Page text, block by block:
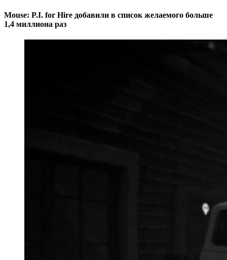
Mouse: P.I. for Hire добавили в список желаемого больше
1,4 миллиона раз